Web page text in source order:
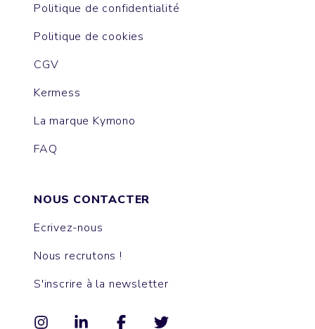
Politique de confidentialité
Politique de cookies
CGV
Kermess
La marque Kymono
FAQ
NOUS CONTACTER
Ecrivez-nous
Nous recrutons !
S'inscrire à la newsletter